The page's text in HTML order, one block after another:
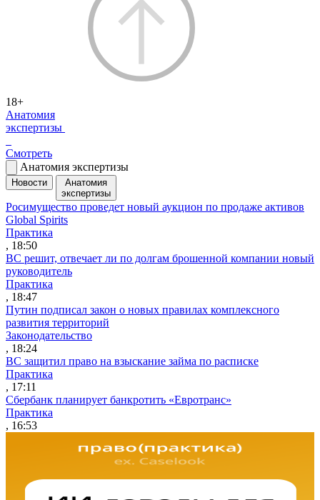
18+
Анатомия
экспертизы
Смотреть
Анатомия экспертизы
Новости
Анатомия
экспертизы
Росимущество проведет новый аукцион по продаже активов
Global Spirits
Практика
, 18:50
ВС решит, отвечает ли по долгам брошенной компании новый
руководитель
Практика
, 18:47
Путин подписал закон о новых правилах комплексного
развития территорий
Законодательство
, 18:24
ВС защитил право на взыскание займа по расписке
Практика
, 17:11
Сбербанк планирует банкротить «Евротранс»
Практика
, 16:53